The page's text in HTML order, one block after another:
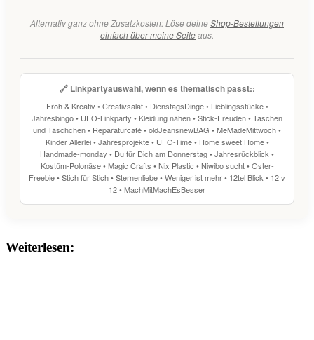
Alternativ ganz ohne Zusatzkosten: Löse deineShop-Bestellungen
einfach über meine Seiteaus.
🔗 Linkpartyauswahl, wenn es thematisch passt::
Froh & Kreativ•Creativsalat• DienstagsDinge• Lieblingsstücke•
Jahresbingo• UFO-Linkparty • Kleidung nähen•Stick-Freuden•Taschen
und Täschchen• Reparaturcafé•oldJeansnewBAG •MeMadeMittwoch•
Kinder Allerlei•Jahresprojekte• UFO-Time• Home sweet Home•
Handmade-monday • Du für Dich am Donnerstag•Jahresrückblick •
Kostüm-Polonäse•Magic Crafts •Nix Plastic •Niwibo sucht•Oster-
Freebie•Stich für Stich•Sternenliebe•Weniger ist mehr• 12tel Blick • 12 v
12•MachMitMachEsBesser
Weiterlesen: